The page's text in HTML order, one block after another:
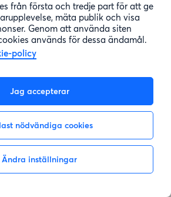
från första och tredje part för att ge
mäta publik och visa
Genom att använda siten
används för dessa ändamål.
policy
Jag accepterar
nödvändiga cookies
Ändra inställningar